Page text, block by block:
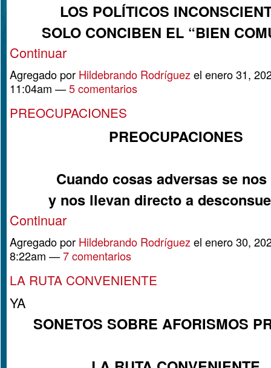
LOS POLÍTICOS
SOLO CONCIBEN EL “BIEN
Continuar
Agregado por Hildebrando Rodríguez el enero 31,
11:04am —5 comentarios
PREOCUPACIONES
PREOCUPACIONES
Cuando cosas adversas se nos
y nos llevan directo a
Continuar
Agregado por Hildebrando Rodríguez el enero 30,
8:22am —7 comentarios
LA RUTA CONVENIENTE
YA
SONETOS SOBRE AFORISMOS